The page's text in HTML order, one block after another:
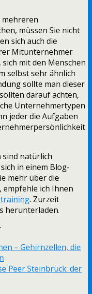
mehreren
müssen Sie nicht
sich auch die
Mitunternehmer
mit den Menschen
selbst sehr ähnlich
sollte man dieser
darauf achten,
Unternehmertypen
jeder die Aufgaben
sind natürlich
in einem Blog-
mehr über die
ich Ihnen
. Zurzeit
herunterladen.
– Gehirnzellen, die
Peer Steinbrück: der